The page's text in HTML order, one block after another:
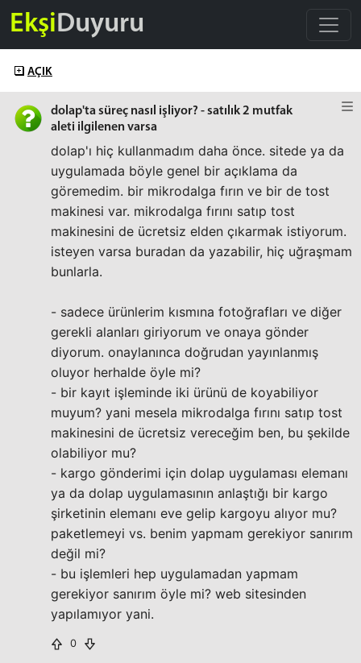
EkşiDuyuru
AÇIK
dolap'ta süreç nasıl işliyor? - satılık 2 mutfak
aleti ilgilenen varsa
dolap'ı hiç kullanmadım daha önce. sitede ya da
uygulamada böyle genel bir açıklama da
göremedim. bir mikrodalga fırın ve bir de tost
makinesi var. mikrodalga fırını satıp tost
makinesini de ücretsiz elden çıkarmak istiyorum.
isteyen varsa buradan da yazabilir, hiç uğraşmam
bunlarla.
- sadece ürünlerim kısmına fotoğrafları ve diğer
gerekli alanları giriyorum ve onaya gönder
diyorum. onaylanınca doğrudan yayınlanmış
oluyor herhalde öyle mi?
- bir kayıt işleminde iki ürünü de koyabiliyor
muyum? yani mesela mikrodalga fırını satıp tost
makinesini de ücretsiz vereceğim ben, bu şekilde
olabiliyor mu?
- kargo gönderimi için dolap uygulaması elemanı
ya da dolap uygulamasının anlaştığı bir kargo
şirketinin elemanı eve gelip kargoyu alıyor mu?
paketlemeyi vs. benim yapmam gerekiyor sanırım
değil mi?
- bu işlemleri hep uygulamadan yapmam
gerekiyor sanırım öyle mi? web sitesinden
yapılamıyor yani.
0